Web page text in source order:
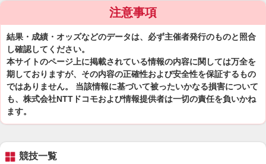
注意事項
結果・成績・オッズなどのデータは、必ず主催者発行のものと照合
し確認してください。
本サイトのページ上に掲載されている情報の内容に関しては万全を
期しておりますが、その内容の正確性および安全性を保証するもの
ではありません。 当該情報に基づいて被ったいかなる損害について
も、株式会社NTTドコモおよび情報提供者は一切の責任を負いかね
ます。
競技一覧